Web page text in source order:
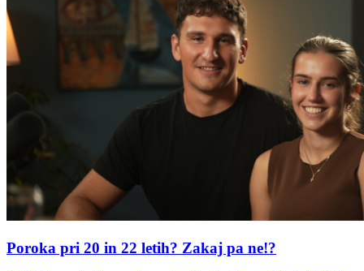
Poroka pri 20 in 22 letih? Zakaj pa ne!?